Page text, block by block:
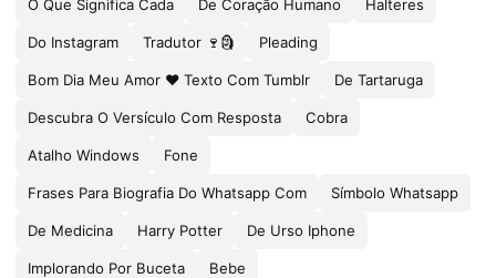
O Que Significa Cada De Coração Humano Halteres
Do Instagram Tradutor 🍷🗿 Pleading
Bom Dia Meu Amor ❤ Texto Com Tumblr De Tartaruga
Descubra O Versículo Com Resposta Cobra
Atalho Windows Fone
Frases Para Biografia Do Whatsapp Com Símbolo Whatsapp
De Medicina Harry Potter De Urso Iphone
Implorando Por Buceta Bebe